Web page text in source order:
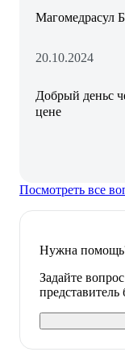
Магомедрасул
20.10.2024
Добрый деньс
цене
Посмотреть все
Нужна
Задайте